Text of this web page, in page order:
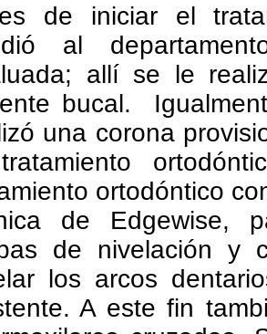
de iniciar el
al
allí se le
bucal.
una corona
ortodóntico
de Edgewise,
de nivelación y
los arcos
A este fin